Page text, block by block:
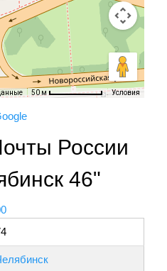
50 м Условия
России
46"